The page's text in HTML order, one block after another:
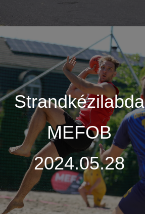
Strandkézilabda
MEFOB
2024.05.28